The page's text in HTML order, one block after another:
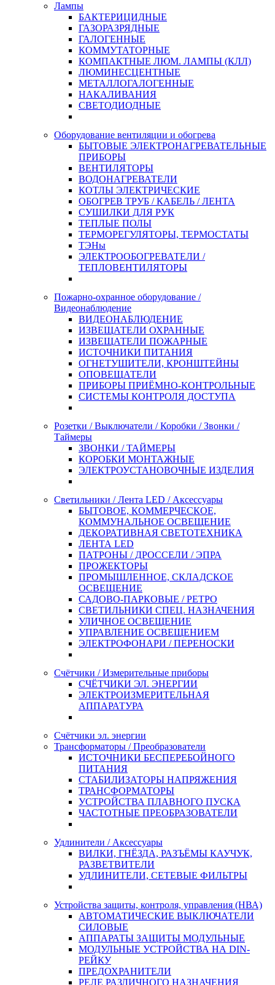
Лампы
БАКТЕРИЦИДНЫЕ
ГАЗОРАЗРЯДНЫЕ
ГАЛОГЕННЫЕ
КОММУТАТОРНЫЕ
КОМПАКТНЫЕ ЛЮМ. ЛАМПЫ (КЛЛ)
ЛЮМИНЕСЦЕНТНЫЕ
МЕТАЛЛОГАЛОГЕННЫЕ
НАКАЛИВАНИЯ
СВЕТОДИОДНЫЕ
Оборудование вентиляции и обогрева
БЫТОВЫЕ ЭЛЕКТРОНАГРЕВАТЕЛЬНЫЕ
ПРИБОРЫ
ВЕНТИЛЯТОРЫ
ВОДОНАГРЕВАТЕЛИ
КОТЛЫ ЭЛЕКТРИЧЕСКИЕ
ОБОГРЕВ ТРУБ / КАБЕЛЬ / ЛЕНТА
СУШИЛКИ ДЛЯ РУК
ТЕПЛЫЕ ПОЛЫ
ТЕРМОРЕГУЛЯТОРЫ, ТЕРМОСТАТЫ
ТЭНы
ЭЛЕКТРООБОГРЕВАТЕЛИ /
ТЕПЛОВЕНТИЛЯТОРЫ
Пожарно-охранное оборудование /
Видеонаблюдение
ВИДЕОНАБЛЮДЕНИЕ
ИЗВЕЩАТЕЛИ ОХРАННЫЕ
ИЗВЕЩАТЕЛИ ПОЖАРНЫЕ
ИСТОЧНИКИ ПИТАНИЯ
ОГНЕТУШИТЕЛИ, КРОНШТЕЙНЫ
ОПОВЕЩАТЕЛИ
ПРИБОРЫ ПРИЁМНО-КОНТРОЛЬНЫЕ
СИСТЕМЫ КОНТРОЛЯ ДОСТУПА
Розетки / Выключатели / Коробки / Звонки /
Таймеры
ЗВОНКИ / ТАЙМЕРЫ
КОРОБКИ МОНТАЖНЫЕ
ЭЛЕКТРОУСТАНОВОЧНЫЕ ИЗДЕЛИЯ
Светильники / Лента LED / Аксессуары
БЫТОВОЕ, КОММЕРЧЕСКОЕ,
КОММУНАЛЬНОЕ ОСВЕЩЕНИЕ
ДЕКОРАТИВНАЯ СВЕТОТЕХНИКА
ЛЕНТА LED
ПАТРОНЫ / ДРОССЕЛИ / ЭПРА
ПРОЖЕКТОРЫ
ПРОМЫШЛЕННОЕ, СКЛАДСКОЕ
ОСВЕЩЕНИЕ
САДОВО-ПАРКОВЫЕ / РЕТРО
СВЕТИЛЬНИКИ СПЕЦ. НАЗНАЧЕНИЯ
УЛИЧНОЕ ОСВЕЩЕНИЕ
УПРАВЛЕНИЕ ОСВЕЩЕНИЕМ
ЭЛЕКТРОФОНАРИ / ПЕРЕНОСКИ
Счётчики / Измерительные приборы
СЧЁТЧИКИ ЭЛ. ЭНЕРГИИ
ЭЛЕКТРОИЗМЕРИТЕЛЬНАЯ
АППАРАТУРА
Счётчики эл. энергии
Трансформаторы / Преобразователи
ИСТОЧНИКИ БЕСПЕРЕБОЙНОГО
ПИТАНИЯ
СТАБИЛИЗАТОРЫ НАПРЯЖЕНИЯ
ТРАНСФОРМАТОРЫ
УСТРОЙСТВА ПЛАВНОГО ПУСКА
ЧАСТОТНЫЕ ПРЕОБРАЗОВАТЕЛИ
Удлинители / Аксессуары
ВИЛКИ, ГНЁЗДА, РАЗЪЁМЫ КАУЧУК,
РАЗВЕТВИТЕЛИ
УДЛИНИТЕЛИ, СЕТЕВЫЕ ФИЛЬТРЫ
Устройства защиты, контроля, управления (НВА)
АВТОМАТИЧЕСКИЕ ВЫКЛЮЧАТЕЛИ
СИЛОВЫЕ
АППАРАТЫ ЗАЩИТЫ МОДУЛЬНЫЕ
МОДУЛЬНЫЕ УСТРОЙСТВА НА DIN-
РЕЙКУ
ПРЕДОХРАНИТЕЛИ
РЕЛЕ РАЗЛИЧНОГО НАЗНАЧЕНИЯ